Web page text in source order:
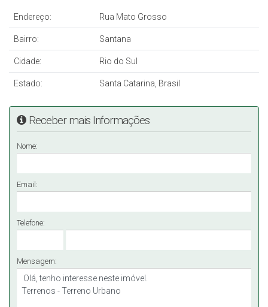
Endereço: Rua Mato Grosso
Bairro: Santana
Cidade: Rio do Sul
Estado: Santa Catarina, Brasil
Receber mais Informações
Nome:
Email:
Telefone:
Mensagem: